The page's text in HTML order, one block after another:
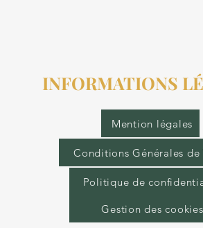
INFORMATIONS
Mention légales
Conditions Générales de
Politique de
Gestion des cookies